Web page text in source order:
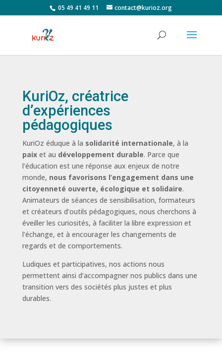
05 49 41 49 11 contact@kurioz.org
KuriOz, créatrice
d’expériences
pédagogiques
KuriOz éduque à la solidarité internationale, à la
paixet au développement durable. Parce que
l’éducation est une réponse aux enjeux de notre
monde, nous favorisons l’engagement dans une
citoyenneté ouverte, écologique et solidaire.
Animateurs de séances de sensibilisation, formateurs
et créateurs d’outils pédagogiques, nous cherchons à
éveiller les curiosités, à faciliter la libre expression et
l’échange, et à encourager les changements de
regards et de comportements.
Ludiques et participatives, nos actions nous
permettent ainsi d’accompagner nos publics dans une
transition vers des sociétés plus justes et plus
durables.